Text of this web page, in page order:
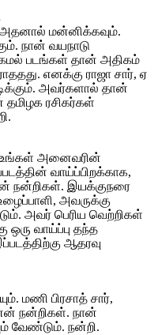
அதனால் மன்னிக்கவும்.
நான் வயநாடு
கமல் படங்கள் தான் அதிகம்
எனக்கு ராஜா சார், ஏ
அவர்களால் தான்
ரசிகர்கள்
உங்கள் அனைவரின்
வாய்ப்பிறக்காக,
நன்றிகள். இயக்குநரை
அவருக்கு
அவர் பெரிய வெற்றிகள்
வாய்ப்பு தந்த
ஆதரவு
மணி பிரசாத் சார்,
நன்றிகள். நான்
வேண்டும். நன்றி.